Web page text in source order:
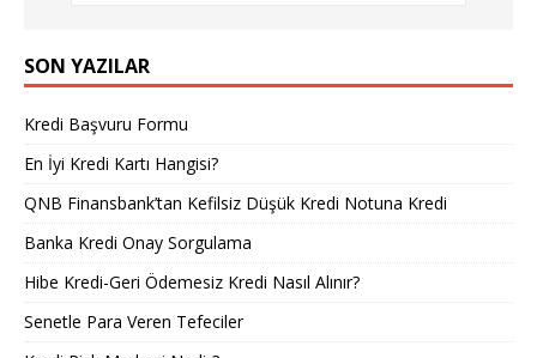
SON YAZILAR
Kredi Başvuru Formu
En İyi Kredi Kartı Hangisi?
QNB Finansbank’tan Kefilsiz Düşük Kredi Notuna Kredi
Banka Kredi Onay Sorgulama
Hibe Kredi-Geri Ödemesiz Kredi Nasıl Alınır?
Senetle Para Veren Tefeciler